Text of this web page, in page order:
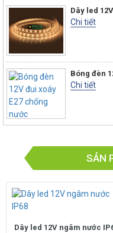
Dây led
Chi tiết
Bóng đèn
Chi tiết
SẢN
Dây led 12V ngâm nước